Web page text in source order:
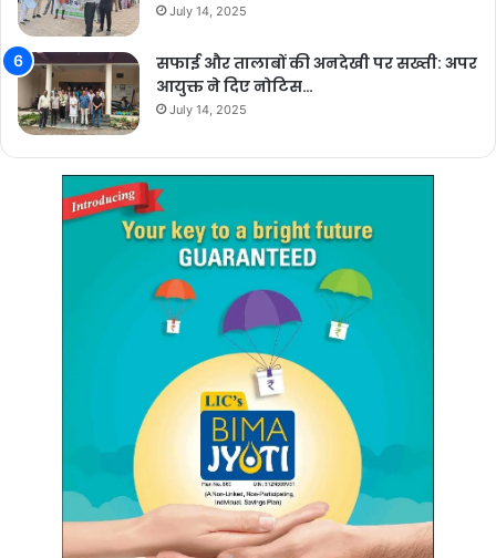
July 14, 2025
सफाई और तालाबों की अनदेखी पर सख्ती: अपर
आयुक्त ने दिए नोटिस…
July 14, 2025